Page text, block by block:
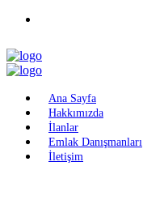
Ana Sayfa
Hakkımızda
İlanlar
Emlak Danışmanları
İletişim